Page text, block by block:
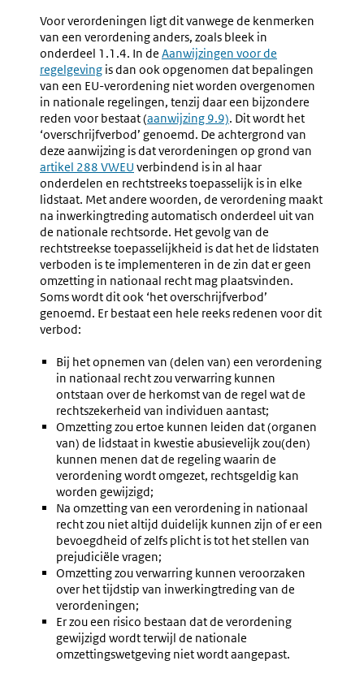
Voor verordeningen ligt dit vanwege de kenmerken
van een verordening anders, zoals bleek in
onderdeel 1.1.4. In de Aanwijzingen voor de
regelgeving is dan ook opgenomen dat bepalingen
van een EU-verordening niet worden overgenomen
in nationale regelingen, tenzij daar een bijzondere
reden voor bestaat (aanwijzing 9.9). Dit wordt het
‘overschrijfverbod’ genoemd. De achtergrond van
deze aanwijzing is dat verordeningen op grond van
artikel 288 VWEU verbindend is in al haar
onderdelen en rechtstreeks toepasselijk is in elke
lidstaat. Met andere woorden, de verordening maakt
na inwerkingtreding automatisch onderdeel uit van
de nationale rechtsorde. Het gevolg van de
rechtstreekse toepasselijkheid is dat het de lidstaten
verboden is te implementeren in de zin dat er geen
omzetting in nationaal recht mag plaatsvinden.
Soms wordt dit ook ‘het overschrijfverbod’
genoemd. Er bestaat een hele reeks redenen voor dit
verbod:
Bij het opnemen van (delen van) een verordening
in nationaal recht zou verwarring kunnen
ontstaan over de herkomst van de regel wat de
rechtszekerheid van individuen aantast;
Omzetting zou ertoe kunnen leiden dat (organen
van) de lidstaat in kwestie abusievelijk zou(den)
kunnen menen dat de regeling waarin de
verordening wordt omgezet, rechtsgeldig kan
worden gewijzigd;
Na omzetting van een verordening in nationaal
recht zou niet altijd duidelijk kunnen zijn of er een
bevoegdheid of zelfs plicht is tot het stellen van
prejudiciële vragen;
Omzetting zou verwarring kunnen veroorzaken
over het tijdstip van inwerkingtreding van de
verordeningen;
Er zou een risico bestaan dat de verordening
gewijzigd wordt terwijl de nationale
omzettingswetgeving niet wordt aangepast.